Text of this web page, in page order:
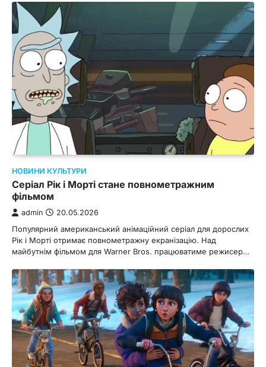
НОВИНИ КУЛЬТУРИ
Серіал Рік і Морті стане повнометражним
фільмом
admin 20.05.2026
Популярний американський анімаційний серіал для дорослих
Рік і Морті отримає повнометражну екранізацію. Над
майбутнім фільмом для Warner Bros. працюватиме режисер…